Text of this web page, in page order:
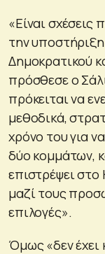
«Είναι σχέσεις
την
Δημοκρατικού
πρόσθεσε ο
πρόκειται να
μεθοδικά,
χρόνο του για
δύο κομμάτων,
επιστρέψει στο
μαζί τους
επιλογές».
Όμως «δεν έχει